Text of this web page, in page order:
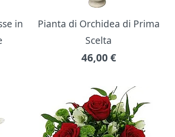
in
Pianta di Orchidea di Prima
Scelta
46,00 €